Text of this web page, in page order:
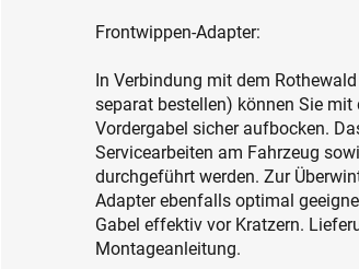
Frontwippen-Adapter:
In Verbindung mit dem
separat bestellen) können Sie
Vordergabel sicher aufbocken.
Servicearbeiten am Fahrzeug
durchgeführt werden. Zur
Adapter ebenfalls optimal
Gabel effektiv vor Kratzern.
Montageanleitung.